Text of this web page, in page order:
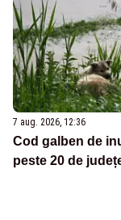
7 aug. 2026, 12:36
Cod galben de
peste 20 de